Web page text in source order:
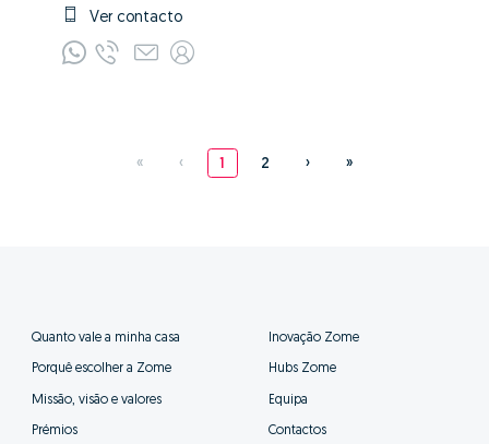
Ver contacto
« ‹ 1 2 › »
Quanto vale a minha casa
Porquê escolher a Zome
Missão, visão e valores
Prémios
Inovação Zome
Hubs Zome
Equipa
Contactos